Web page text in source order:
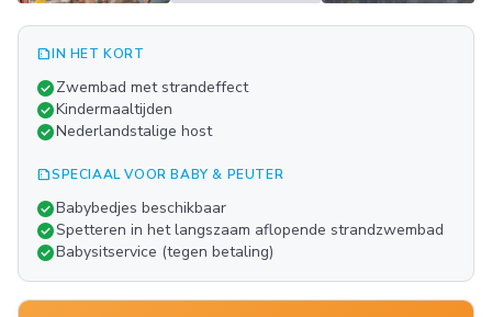
summarizeIN HET KORT
check_circleZwembad met strandeffect
check_circleKindermaaltijden
check_circleNederlandstalige host
summarizeSPECIAAL VOOR BABY & PEUTER
check_circleBabybedjes beschikbaar
check_circleSpetteren in het langszaam aflopende strandzwembad
check_circleBabysitservice (tegen betaling)